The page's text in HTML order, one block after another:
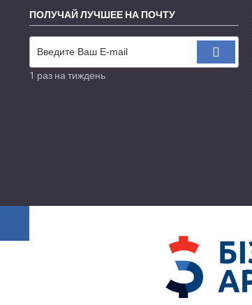
ПОЛУЧАЙ ЛУЧШЕЕ НА ПОЧТУ
1 раз на тиждень